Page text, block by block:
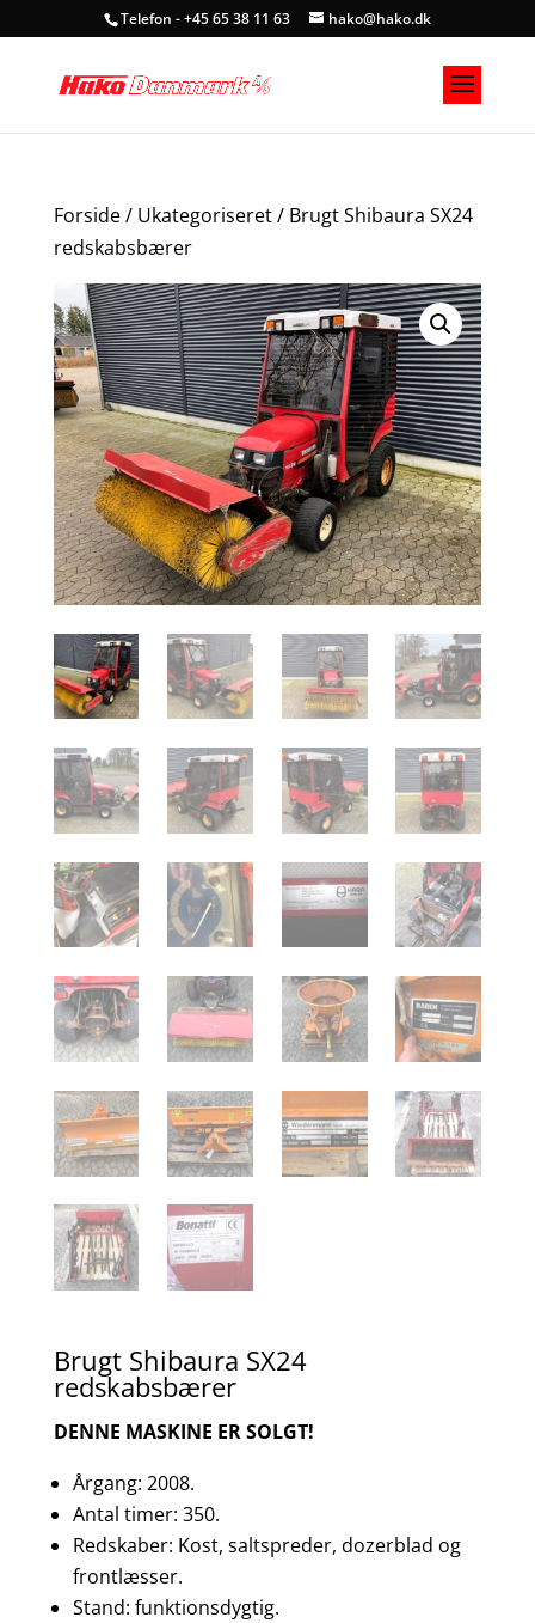
Telefon - +45 65 38 11 63 hako@hako.dk
Forside/ Ukategoriseret/ Brugt Shibaura SX24
redskabsbærer
Brugt Shibaura SX24
redskabsbærer
DENNE MASKINE ER SOLGT!
Årgang: 2008.
Antal timer: 350.
Redskaber: Kost, saltspreder, dozerblad og
frontlæsser.
Stand: funktionsdygtig.